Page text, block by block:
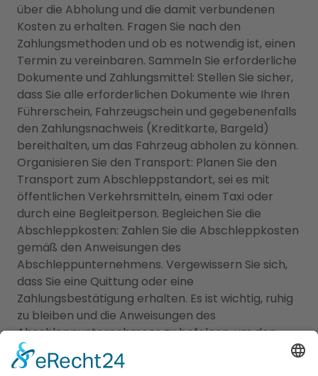
über die Abholung und die damit verbundenen
Kosten zu erhalten. Fragen Sie nach den
Zahlungsmethoden und ob es notwendig ist, einen
Termin zu vereinbaren. Sammeln Sie erforderliche
Dokumente und Zahlungsmittel: Stellen Sie sicher,
dass Sie alle erforderlichen Dokumente wie Ihren
Führerschein, Fahrzeugschein und gegebenenfalls
den Zahlungsnachweis (Kreditkarte, Bargeld)
bereithalten, um das Fahrzeug abholen zu können.
Organisieren Sie den Transport: Planen Sie den
Transport zum Abschleppstandort, sei es mit
öffentlichen Verkehrsmitteln, einem Taxi oder
durch eine Begleitperson. Begleichen Sie die
Abschleppkosten: Zahlen Sie die Abschleppkosten
gemäß den Anweisungen des
Abschleppunternehmens. Vergewissern Sie sich,
dass Sie eine Quittung oder eine
Zahlungsbestätigung erhalten. Es ist wichtig, ruhig
zu bleiben und die Anweisungen des
Abschleppunternehmens zu befolgen, um den
Prozess reibungslos abzuwickeln. Überprüfen Sie
auch Ihre örtlichen Vorschriften und Gesetze